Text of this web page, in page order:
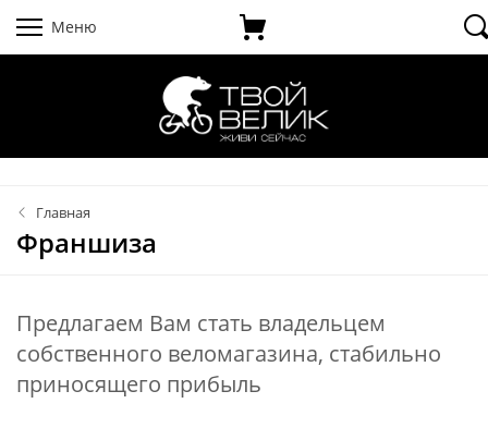
Меню
Главная
Франшиза
Предлагаем Вам стать владельцем
собственного веломагазина, стабильно
приносящего прибыль